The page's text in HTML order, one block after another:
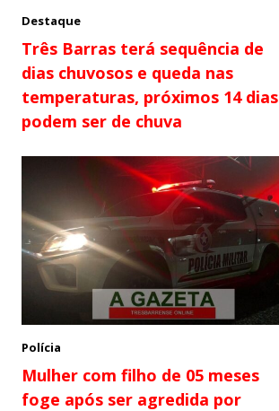
Destaque
Três Barras terá sequência de
dias chuvosos e queda nas
temperaturas, próximos 14 dias
podem ser de chuva
Polícia
Mulher com filho de 05 meses
foge após ser agredida por